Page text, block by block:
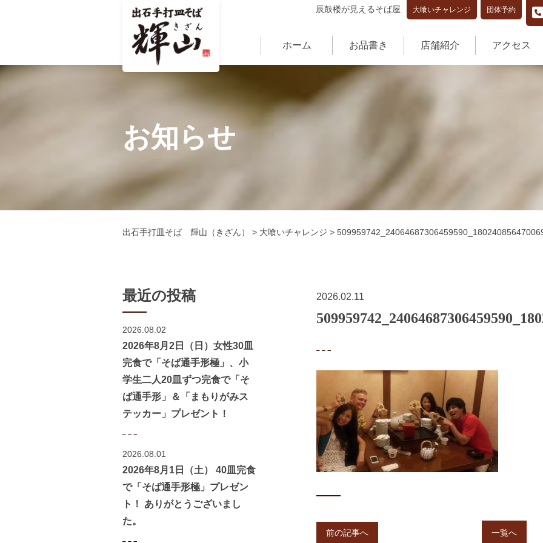
辰鼓楼が見えるそば屋 大喰いチャレンジ 団体予約 
ホーム お品書き 店舗紹介 アクセス
お知らせ
出石手打皿そば 輝山（きざん） > 大喰いチャレンジ >
2026.02.11
前の記事へ 一覧へ
最近の投稿
2026.08.02
2026年8月2日（日）女性30皿
完食で「そば通手形極」、小
学生二人20皿ずつ完食で「そ
ば通手形」＆「まもりがみス
テッカー」プレゼント！
2026.08.01
2026年8月1日（土） 40皿完食
で「そば通手形極」プレゼン
ト！ ありがとうございまし
た。